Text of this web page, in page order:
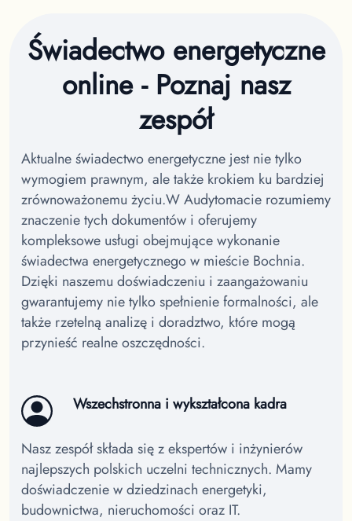
Świadectwo energetyczne
online - Poznaj nasz
zespół
Aktualne świadectwo energetyczne jest nie tylko
wymogiem prawnym, ale także krokiem ku bardziej
zrównoważonemu życiu.W Audytomacie rozumiemy
znaczenie tych dokumentów i oferujemy
kompleksowe usługi obejmujące wykonanie
świadectwa energetycznego w mieście Bochnia.
Dzięki naszemu doświadczeniu i zaangażowaniu
gwarantujemy nie tylko spełnienie formalności, ale
także rzetelną analizę i doradztwo, które mogą
przynieść realne oszczędności.
Wszechstronna i wykształcona kadra
Nasz zespół składa się z ekspertów i inżynierów
najlepszych polskich uczelni technicznych. Mamy
doświadczenie w dziedzinach energetyki,
budownictwa, nieruchomości oraz IT.